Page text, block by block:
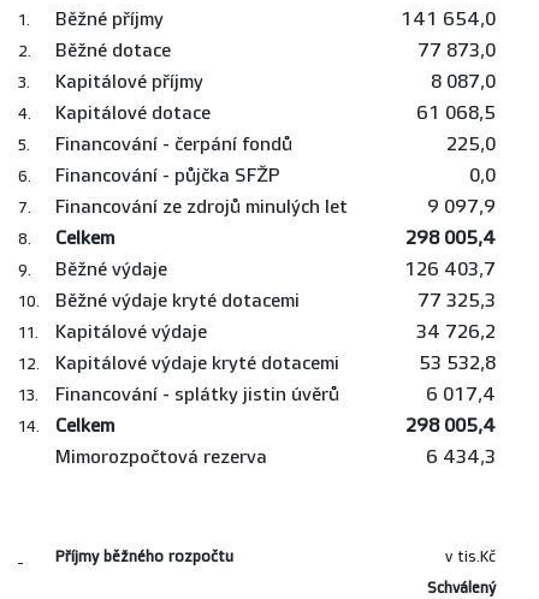
1.
Běžné příjmy 141 654,0
2. Běžné dotace 77 873,0
3. Kapitálové příjmy 8 087,0
4. Kapitálové dotace 61 068,5
5. Financování - čerpání fondů 225,0
6. Financování - půjčka SFŽP 0,0
7. Financování ze zdrojů minulých let 9 097,9
8. Celkem 298 005,4
9. Běžné výdaje 126 403,7
10. Běžné výdaje kryté dotacemi 77 325,3
11. Kapitálové výdaje 34 726,2
12. Kapitálové výdaje kryté dotacemi 53 532,8
13. Financování - splátky jistin úvěrů 6 017,4
14. Celkem
298 005,4
Mimorozpočtová rezerva
6 434,3
Příjmy běžného rozpočtu
v tis.Kč
Schválený